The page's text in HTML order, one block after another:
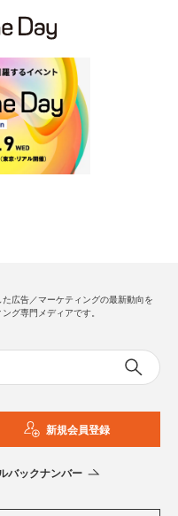
広告／マーケティングの最新動向を
グ専門メディアです。
新規会員登録
バックナンバー